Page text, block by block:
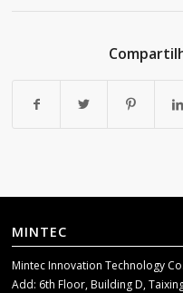
MINTEC
Mintec Innovation Technology
Add: 6th Floor, Building D,